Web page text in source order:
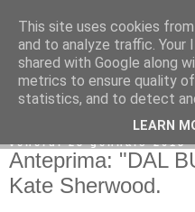
venerdì 23 gennaio 2015
Anteprima: "DAL
Kate Sherwood.
This site uses cookies
and to analyze traffic. Your
shared with Google along
metrics to ensure quality
statistics, and to detect
LEARN